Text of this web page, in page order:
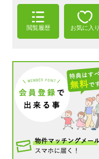
閲覧履歴 お気に入り